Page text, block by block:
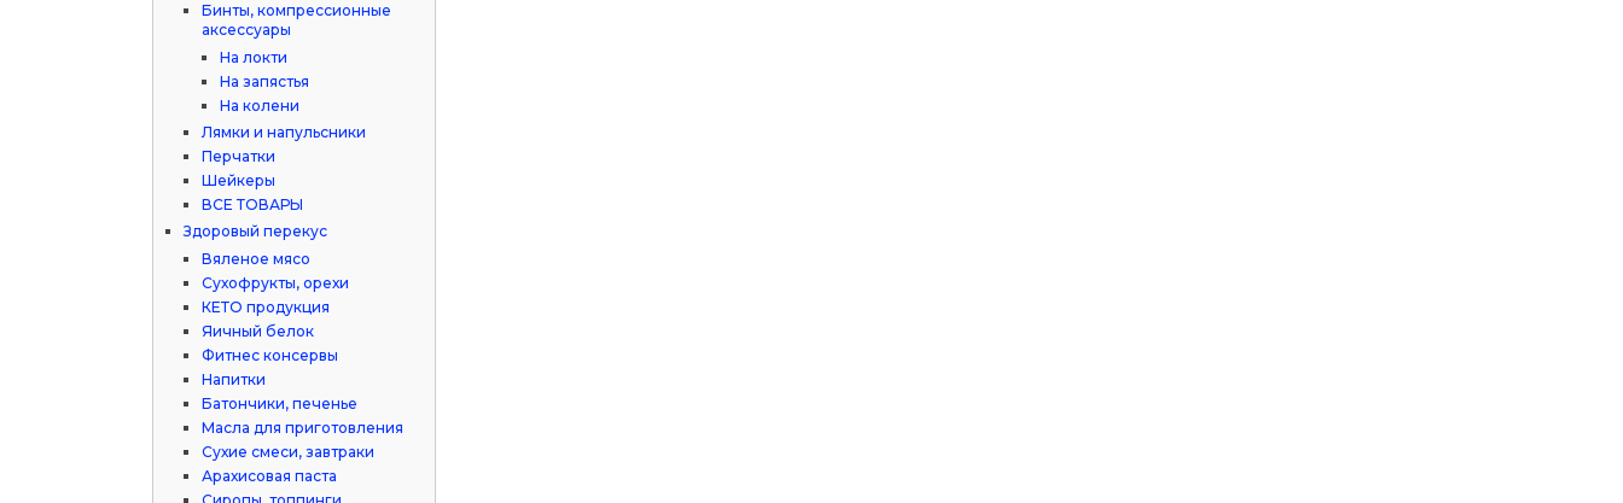
Бинты, компрессионные
аксессуары
На локти
На запястья
На колени
Лямки и напульсники
Перчатки
Шейкеры
ВСЕ ТОВАРЫ
Здоровый перекус
Вяленое мясо
Сухофрукты, орехи
КЕТО продукция
Яичный белок
Фитнес консервы
Напитки
Батончики, печенье
Масла для приготовления
Сухие смеси, завтраки
Арахисовая паста